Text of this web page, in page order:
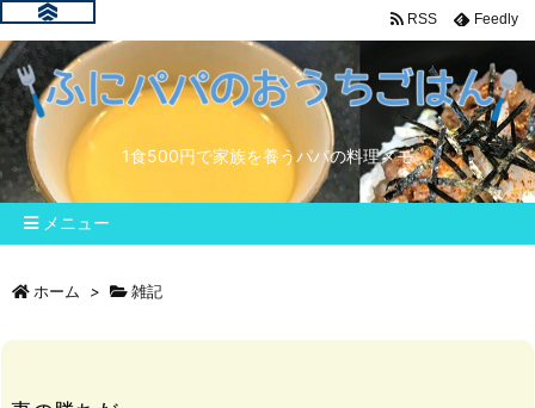
1食500円で家族を養うパパの料理メモ
メニュー
RSS Feedly
ホーム > 雑記